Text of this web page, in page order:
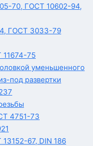
70, ГОСТ 10602-94,
ГОСТ 3033-79
75
уменьшенного
под развертки
4751-73
67, DIN 186